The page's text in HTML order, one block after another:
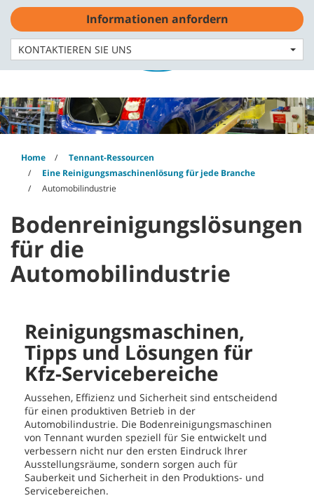
Skip
content
Skip
navigation
menu
Deutsch - DE
Home
Tennant-Ressourcen
Eine Reinigungsmaschinenlösung für jede Branche
Automobilindustrie
Bodenreinigungslösungen
für die
Automobilindustrie
Reinigungsmaschinen,
Tipps und Lösungen für
Kfz-Servicebereiche
Aussehen, Effizienz und Sicherheit sind entscheidend
für einen produktiven Betrieb in der
Automobilindustrie. Die Bodenreinigungsmaschinen
von Tennant wurden speziell für Sie entwickelt und
verbessern nicht nur den ersten Eindruck Ihrer
Ausstellungsräume, sondern sorgen auch für
Sauberkeit und Sicherheit in den Produktions- und
Servicebereichen.
Informationen anfordern
KONTAKTIEREN SIE UNS